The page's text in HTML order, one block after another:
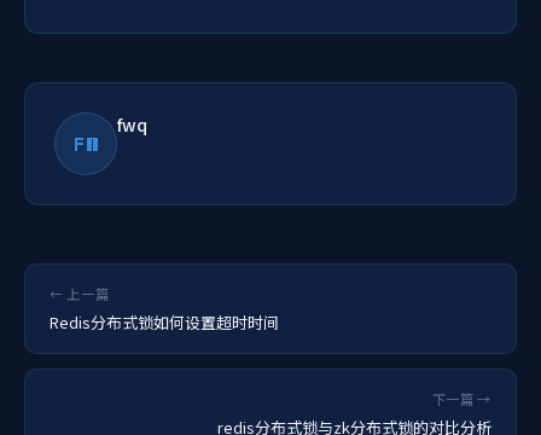
FW
fwq
← 上一篇
Redis分布式锁如何设置超时时间
下一篇 →
redis分布式锁与zk分布式锁的对比分析